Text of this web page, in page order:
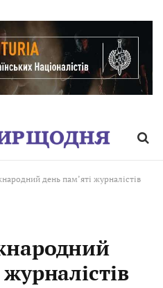
день пам’яті журналістів